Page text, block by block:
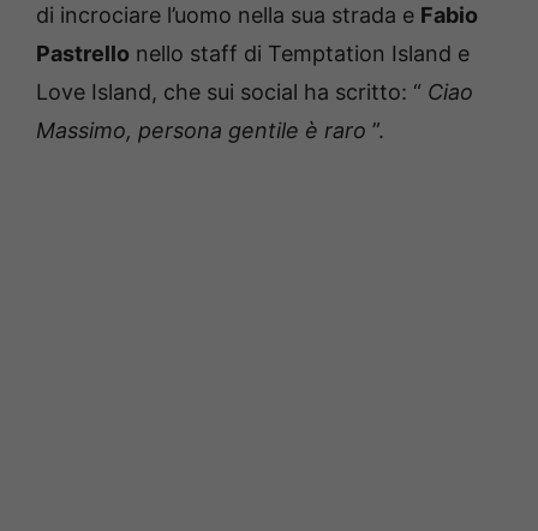
di incrociare l’uomo nella sua strada e Fabio
Pastrello nello staff di Temptation Island e
Love Island, che sui social ha scritto: “ Ciao
Massimo, persona gentile è raro ”.